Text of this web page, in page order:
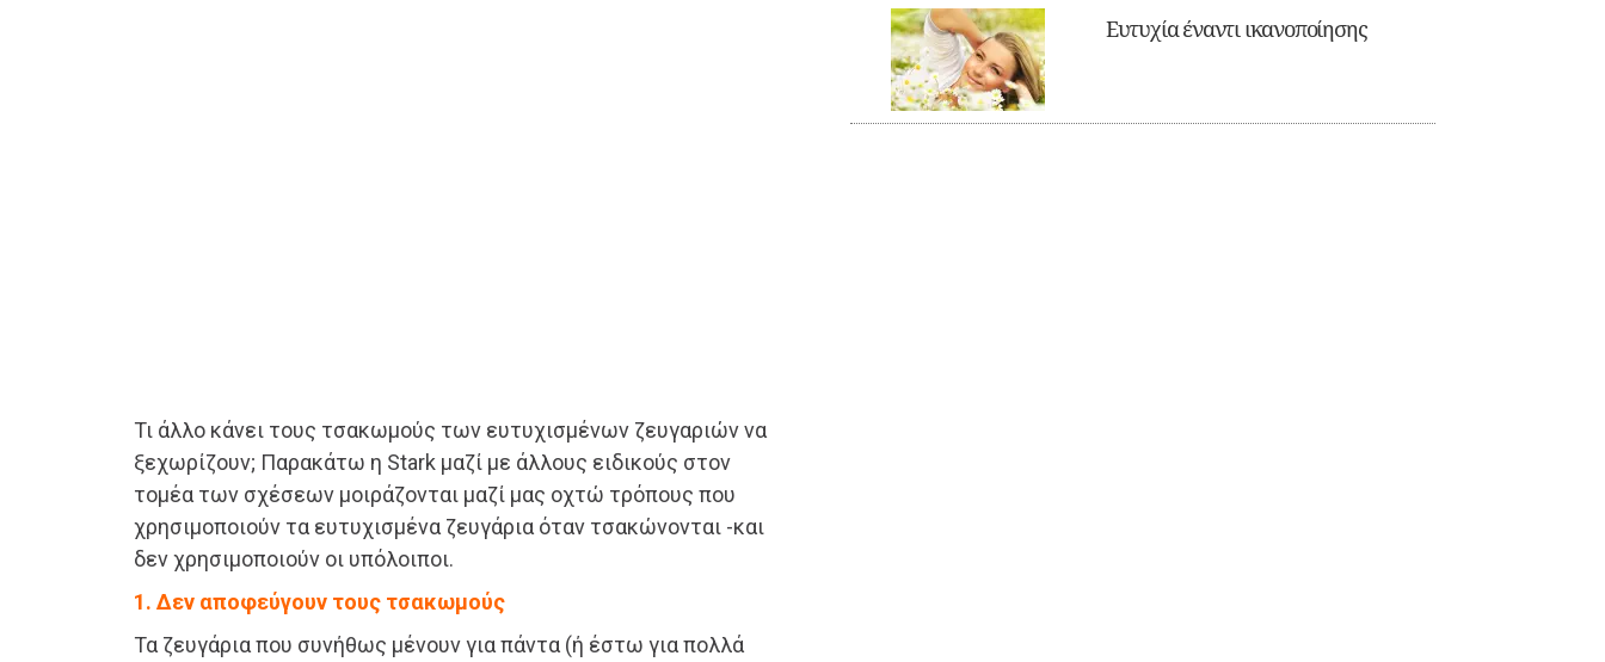
Τι άλλο κάνει τους τσακωμούς των ευτυχισμένων ζευγαριών να
ξεχωρίζουν; Παρακάτω η Stark μαζί με άλλους ειδικούς στον
τομέα των σχέσεων μοιράζονται μαζί μας οχτώ τρόπους που
χρησιμοποιούν τα ευτυχισμένα ζευγάρια όταν τσακώνονται -και
δεν χρησιμοποιούν οι υπόλοιποι.
1. Δεν αποφεύγουν τους τσακωμούς
Τα ζευγάρια που συνήθως μένουν για πάντα (ή έστω για πολλά
Ευτυχία έναντι ικανοποίησης